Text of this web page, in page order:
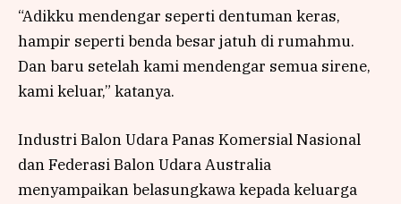
“Adikku mendengar seperti dentuman keras,
hampir seperti benda besar jatuh di rumahmu.
Dan baru setelah kami mendengar semua sirene,
kami keluar,” katanya.
Industri Balon Udara Panas Komersial Nasional
dan Federasi Balon Udara Australia
menyampaikan belasungkawa kepada keluarga